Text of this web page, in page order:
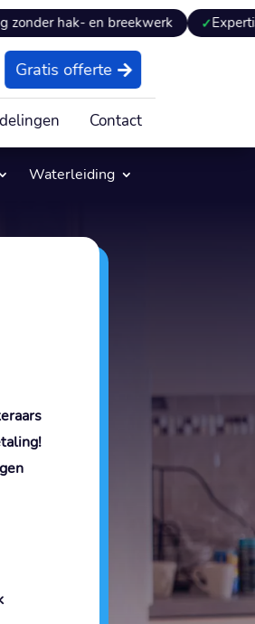
en breekwerk Expertiseverslag
Gratis offerte
Contact
Waterleiding